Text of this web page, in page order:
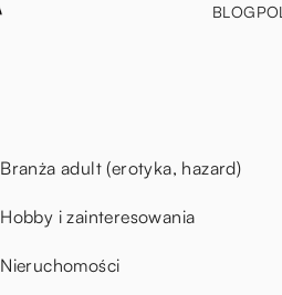
BLOG
Branża adult (erotyka, hazard)
Hobby i zainteresowania
Nieruchomości